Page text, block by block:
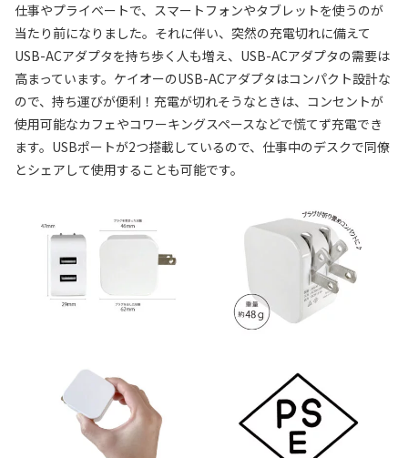
仕事やプライベートで、スマートフォンやタブレットを使うのが
当たり前になりました。それに伴い、突然の充電切れに備えて
USB-ACアダプタを持ち歩く人も増え、USB-ACアダプタの需要は
高まっています。ケイオーのUSB-ACアダプタはコンパクト設計な
ので、持ち運びが便利！充電が切れそうなときは、コンセントが
使用可能なカフェやコワーキングスペースなどで慌てず充電でき
ます。USBポートが2つ搭載しているので、仕事中のデスクで同僚
とシェアして使用することも可能です。